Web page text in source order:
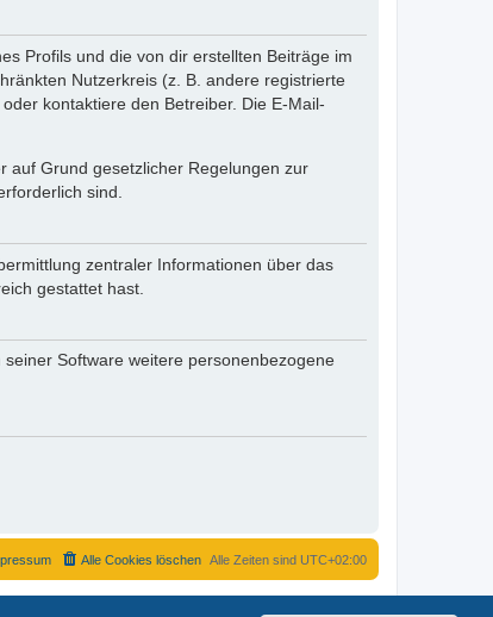
Profils und die von dir erstellten Beiträge im
Nutzerkreis (z. B. andere registrierte
kontaktiere den Betreiber. Die E-Mail-
auf Grund gesetzlicher Regelungen zur
sind.
zentraler Informationen über das
gestattet hast.
Software weitere personenbezogene
Alle Zeiten sind UTC+02:00
Alle Cookies löschen